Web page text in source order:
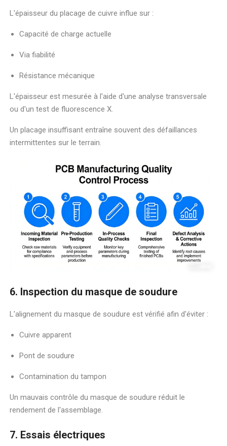
L'épaisseur du placage de cuivre influe sur :
Capacité de charge actuelle
Via fiabilité
Résistance mécanique
L'épaisseur est mesurée à l'aide d'une analyse transversale
ou d'un test de fluorescence X.
Un placage insuffisant entraîne souvent des défaillances
intermittentes sur le terrain.
6. Inspection du masque de soudure
L'alignement du masque de soudure est vérifié afin d'éviter :
Cuivre apparent
Pont de soudure
Contamination du tampon
Un mauvais contrôle du masque de soudure réduit le
rendement de l'assemblage.
7. Essais électriques